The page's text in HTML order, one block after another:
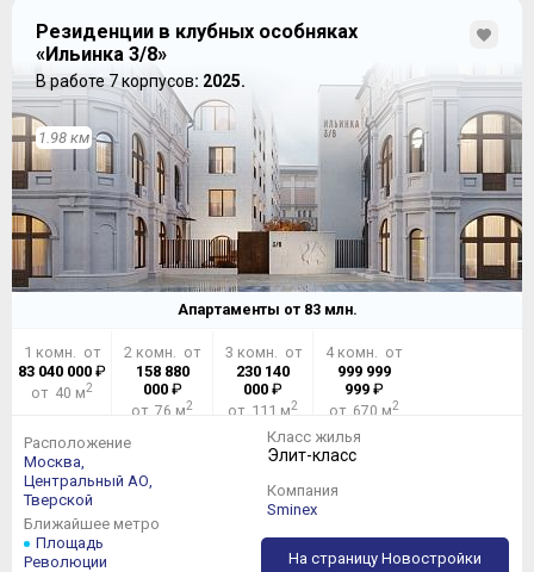
Резиденции в клубных особняках
«Ильинка 3/8»
В работе 7 корпусов: 2025.
1.98 км
Апартаменты от 83млн.
1 комн. от
83 040 000₽
от 40 м2
2 комн. от
158 880
000₽
от 76 м2
3 комн. от
230 140
000 ₽
от 111 м2
4 комн. от
999 999
999₽
от 670 м2
Расположение
Москва,
Центральный АО,
Тверской
Ближайшее метро
Площадь
Революции
Класс жилья
Элит-класс
Компания
Sminex
На страницу Новостройки